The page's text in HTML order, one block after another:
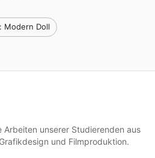
Modern Doll
Arbeiten unserer Studierenden aus
und Filmproduktion.